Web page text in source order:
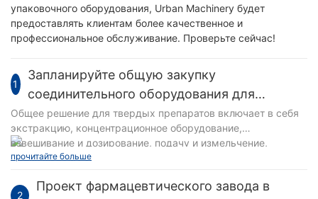
упаковочного оборудования, Urban Machinery будет
предоставлять клиентам более качественное и
профессиональное обслуживание. Проверьте сейчас!
1
Запланируйте общую закупку
соединительного оборудования для
клиентов в Бразилии в 2024
Общее решение для твердых препаратов включает в себя
экстракцию, концентрационное оборудование,
взвешивание и дозирование, подачу и измельчение,
транспортировку и эксплуатацию материалов, грануляцию,
наполнение капсул, интеграцию блистерной упаковки,
прочитайте больше
2
Проект фармацевтического завода в